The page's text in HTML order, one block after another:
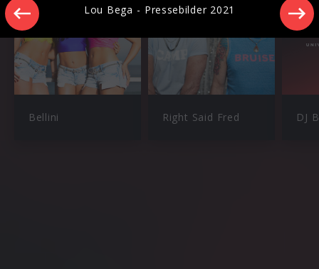
Bellini Right Said Fred DJ
Lou Bega - Pressebilder 2021